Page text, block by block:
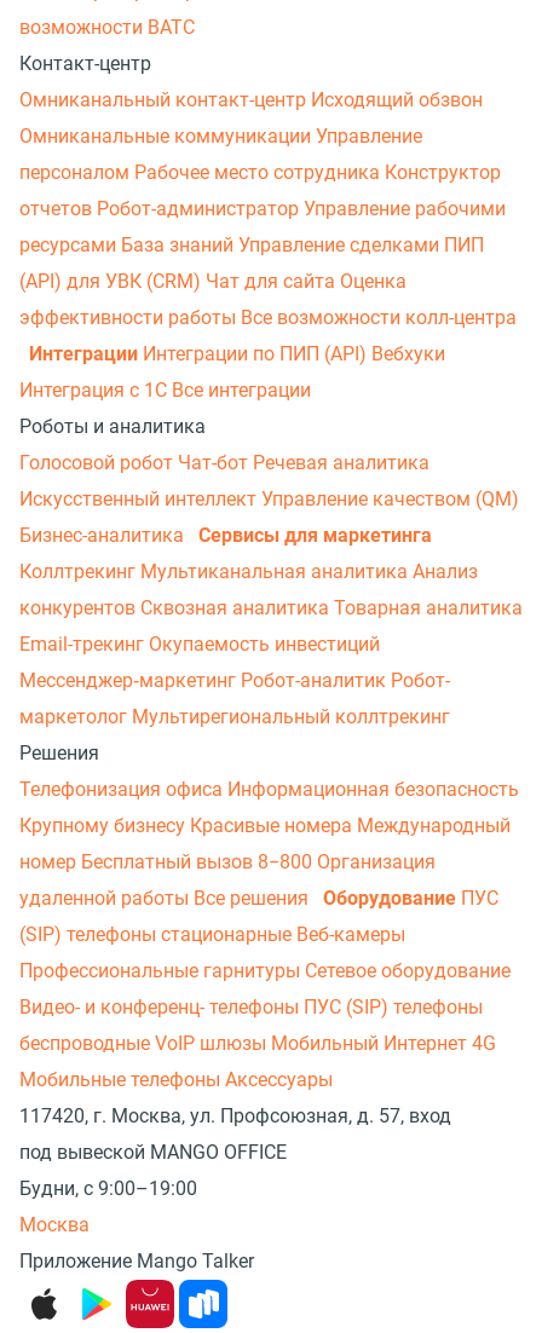
возможности ВАТС
Контакт-центр
Омниканальный контакт-центр Исходящий обзвон
Омниканальные коммуникации Управление
персоналом Рабочее место сотрудника Конструктор
отчетов Робот-администратор Управление рабочими
ресурсами База знаний Управление сделками ПИП
(API) для УВК (CRM) Чат для сайта Оценка
эффективности работы Все возможности колл-центра
Интеграции Интеграции по ПИП (API) Вебхуки
Интеграция с 1С Все интеграции
Роботы и аналитика
Голосовой робот Чат-бот Речевая аналитика
Искусственный интеллект Управление качеством (QM)
Бизнес-аналитика
Сервисы для маркетинга
Коллтрекинг Мультиканальная аналитика Анализ
конкурентов Сквозная аналитика Товарная аналитика
Email-трекинг Окупаемость инвестиций
Мессенджер‑маркетинг Робот-аналитик Робот-
маркетолог Мультирегиональный коллтрекинг
Решения
Телефонизация офиса Информационная безопасность
Крупному бизнесу Красивые номера Международный
номер Бесплатный вызов 8−800 Организация
удаленной работы Все решения Оборудование ПУС
(SIP) телефоны стационарные Веб-камеры
Профессиональные гарнитуры Сетевое оборудование
Видео- и конференц- телефоны ПУС (SIP) телефоны
беспроводные VoIP шлюзы Мобильный Интернет 4G
Мобильные телефоны Аксессуары
117420, г. Москва, ул. Профсоюзная, д. 57, вход
под вывеской MANGO OFFICE
Будни, с 9:00–19:00
Москва
Приложение Mango Talker